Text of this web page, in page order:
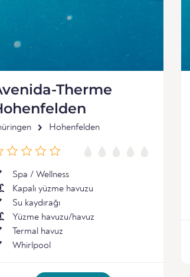
Therme
Hohenfelden
Spa / Wellness
Kapalı yüzme havuzu
Su kaydırağı
Yüzme havuzu/havuz
Termal havuz
Whirlpool